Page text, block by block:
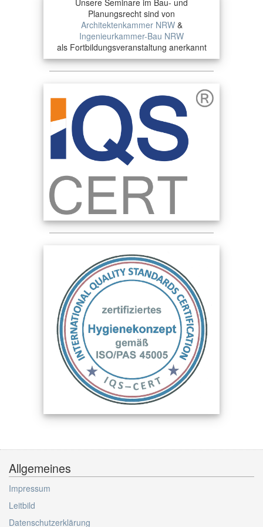
Unsere Seminare im Bau- und
Planungsrecht sind von
Architektenkammer NRW&
Ingenieurkammer-Bau NRW
als Fortbildungsveranstaltung anerkannt
Allgemeines
Impressum
Leitbild
Datenschutzerklärung